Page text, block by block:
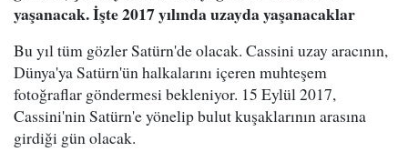
yaşanacak. İşte 2017 yılında uzayda yaşanacaklar
Bu yıl tüm gözler Satürn'de olacak. Cassini uzay aracının,
Dünya'ya Satürn'ün halkalarını içeren muhteşem
fotoğraflar göndermesi bekleniyor. 15 Eylül 2017,
Cassini'nin Satürn'e yönelip bulut kuşaklarının arasına
girdiği gün olacak.